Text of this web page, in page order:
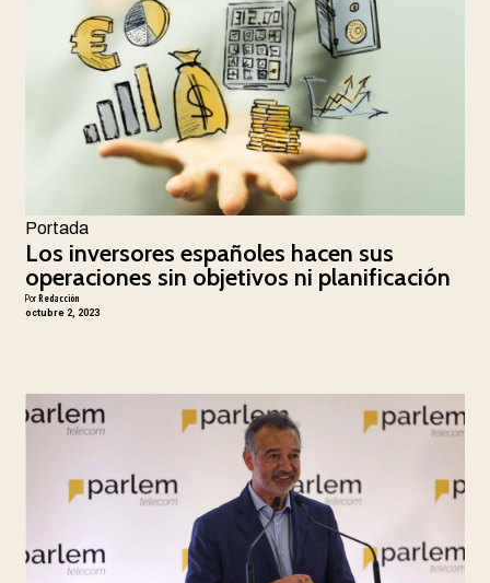
Portada
Los inversores españoles hacen sus
operaciones sin objetivos ni planificación
Por Redacción
octubre 2, 2023